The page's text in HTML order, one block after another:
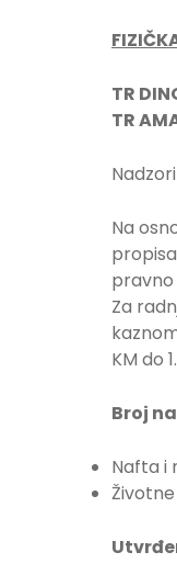
TR
TR
Na
pravno
Za
KM do
Broj
Nafta i